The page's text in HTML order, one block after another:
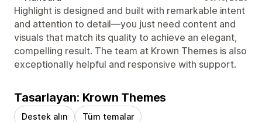
Highlight is designed and built with remarkable intent
and attention to detail—you just need content and
visuals that match its quality to achieve an elegant,
compelling result. The team at Krown Themes is also
exceptionally helpful and responsive with support.
Tasarlayan: Krown Themes
Destek alın Tüm temalar